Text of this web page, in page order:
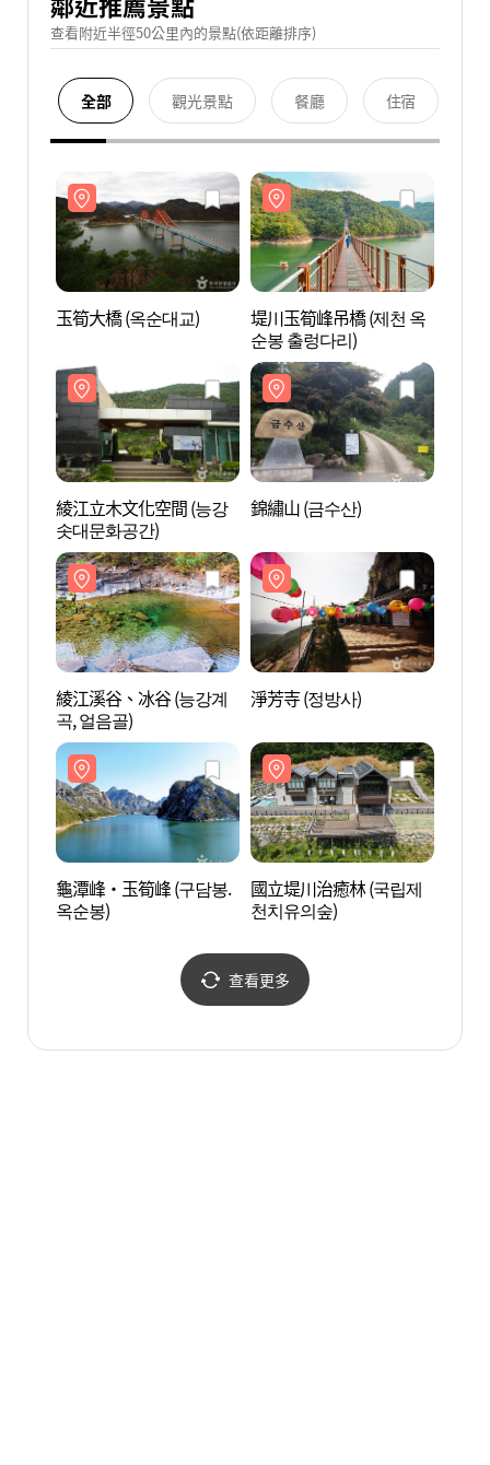
查看附近半徑50公里內的景點(依距離排序)
全部 觀光景點 餐廳 住宿
玉筍大橋 (옥순대교)
堤川玉筍峰吊橋 (제천 옥
순봉 출렁다리)
綾江立木文化空間 (능강
솟대문화공간)
錦繡山 (금수산)
綾江溪谷、冰谷 (능강계
곡, 얼음골)
淨芳寺 (정방사)
龜潭峰‧玉筍峰 (구담봉.
옥순봉)
國立堤川治癒林 (국립제
천치유의숲)
查看更多